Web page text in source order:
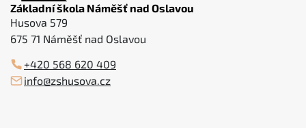
Základní škola Náměšť nad Oslavou
Husova 579
675 71 Náměšť nad Oslavou
+420 568 620 409
info@zshusova.cz